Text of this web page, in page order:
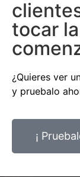
tocar
¿Quieres ver
y pruebalo
¡